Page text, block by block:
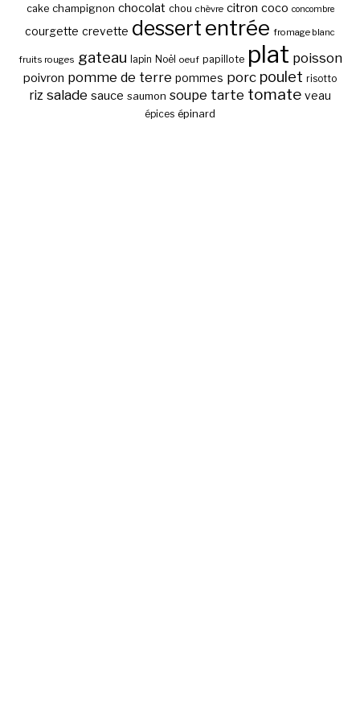
cake champignon chocolat chou chèvre citron coco concombre
courgette crevette dessert entrée fromage blanc
fruits rouges gateau lapin Noël oeuf papillote plat poisson
poivron pomme de terre pommes porc poulet risotto
riz salade sauce saumon soupe tarte tomate veau
épices épinard